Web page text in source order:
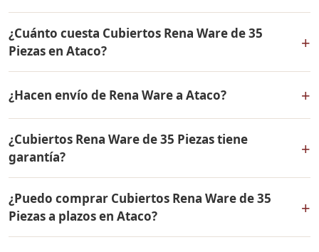
¿Cuánto cuesta Cubiertos Rena Ware de 35
Piezas en Ataco?
+
mismo en todo Colombia. Contáctame por WhatsApp
para conocer el precio actual, promociones disponibles
y facilidades de pago en cuotas desde el 10% de inicial.
¿Hacen envío de Rena Ware a Ataco? +
Piezas a Ataco, Tolima y a todo Colombia. El pago es
contra entrega.
¿Cubiertos Rena Ware de 35 Piezas tiene
garantía?
+
por vida contra defectos de fabricación. Todos los
productos Rena Ware están fabricados en acero
inoxidable quirúrgico 18/10 de la más alta calidad.
¿Puedo comprar Cubiertos Rena Ware de 35
Piezas a plazos en Ataco?
+